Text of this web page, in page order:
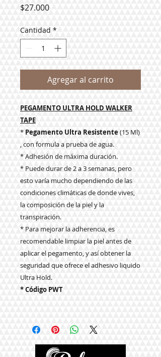
$27.000Precio
Cantidad *
Agregar al carrito
PEGAMENTO ULTRA HOLD WALKER
TAPE
* Pegamento Ultra Resistente(15 Ml)
, con formula a prueba de agua.
* Adhesión de máxima duración.
* Puede durar de 2 a 3 semanas, pero
esto varía mucho dependiendo de las
condiciones climáticas de donde vives,
la composición de la piel y la
transpiración.
* Para mejorar la adherencia, es
recomendable limpiar la piel antes de
aplicar el pegamento, y así obtener la
seguridad que ofrece el adhesivo liquido
Ultra Hold.
* Código PWT